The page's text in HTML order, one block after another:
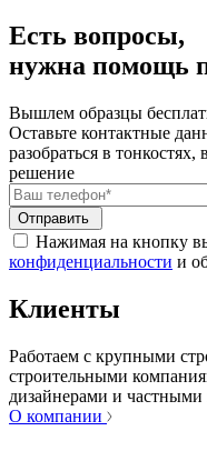
Есть вопросы,
нужна помощь
Вышлем образцы
Оставьте контактные
разобраться в
решение
Отправить
Нажимая на кнопку
конфиденциальности и
Клиенты
Работаем с крупными
строительными
дизайнерами и частными
О компании